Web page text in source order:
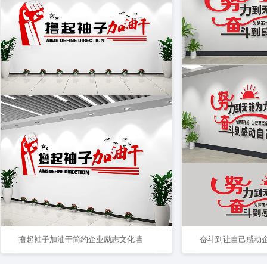
撸起袖子加油干简约企业励志文化墙 奋斗到让自己感动